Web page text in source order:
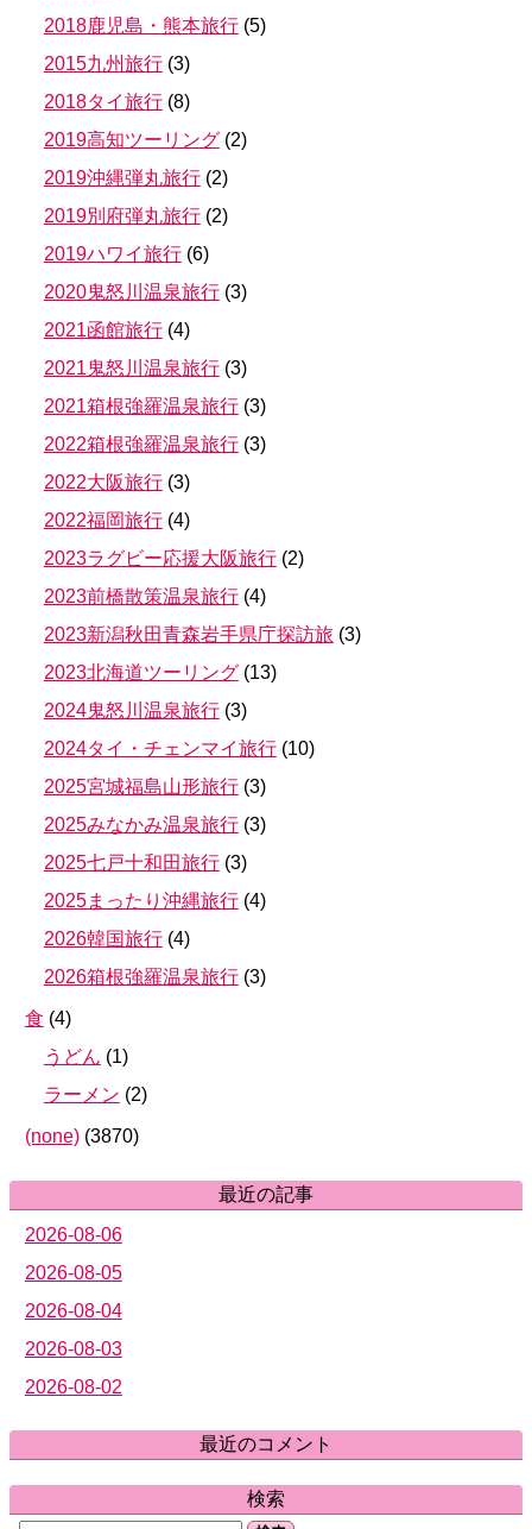
2018鹿児島・熊本旅行 (5)
2015九州旅行 (3)
2018タイ旅行 (8)
2019高知ツーリング (2)
2019沖縄弾丸旅行 (2)
2019別府弾丸旅行 (2)
2019ハワイ旅行 (6)
2020鬼怒川温泉旅行 (3)
2021函館旅行 (4)
2021鬼怒川温泉旅行 (3)
2021箱根強羅温泉旅行 (3)
2022箱根強羅温泉旅行 (3)
2022大阪旅行 (3)
2022福岡旅行 (4)
2023ラグビー応援大阪旅行 (2)
2023前橋散策温泉旅行 (4)
2023新潟秋田青森岩手県庁探訪旅 (3)
2023北海道ツーリング (13)
2024鬼怒川温泉旅行 (3)
2024タイ・チェンマイ旅行 (10)
2025宮城福島山形旅行 (3)
2025みなかみ温泉旅行 (3)
2025七戸十和田旅行 (3)
2025まったり沖縄旅行 (4)
2026韓国旅行 (4)
2026箱根強羅温泉旅行 (3)
食 (4)
うどん (1)
ラーメン (2)
(none) (3870)
最近の記事
2026-08-06
2026-08-05
2026-08-04
2026-08-03
2026-08-02
最近のコメント
検索